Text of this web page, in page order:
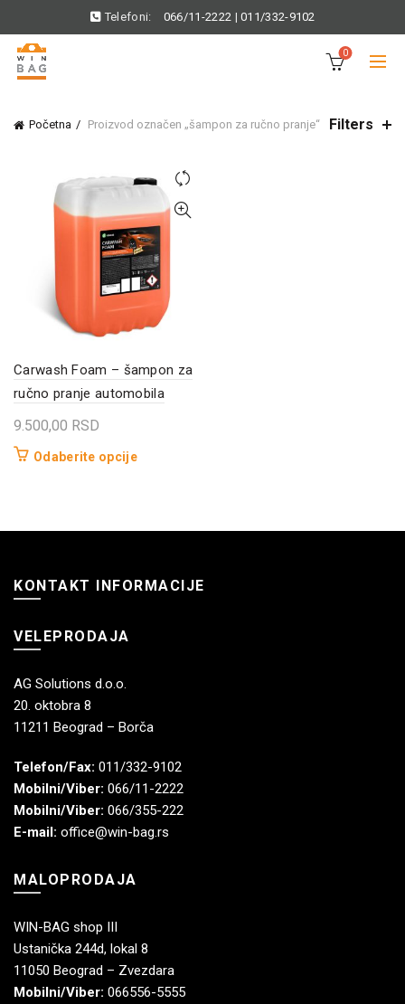
Telefoni: 066/11-2222 |011/332-9102
0
Početna Proizvod označen „šampon za ručno pranje“ Filters
Carwash Foam – šampon za
ručno pranje automobila
9.500,00 RSD
Odaberite opcijeOvaj
mogu
KONTAKT INFORMACIJE
VELEPRODAJA
AG Solutions d.o.o.
20. oktobra 8
11211 Beograd – Borča
Telefon/Fax: 011/332-9102
Mobilni/Viber: 066/11-2222
Mobilni/Viber: 066/355-222
E-mail: office@win-bag.rs
MALOPRODAJA
WIN-BAG shop III
Ustanička 244d, lokal 8
11050 Beograd – Zvezdara
Mobilni/Viber: 066556-5555